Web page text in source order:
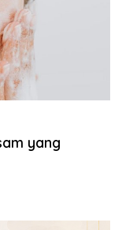
yang